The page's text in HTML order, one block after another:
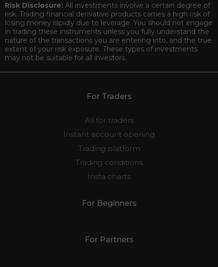
Risk Disclosure: All investments involve a certain degree of
risk. Trading financial derivative products carries a high risk of
losing money rapidly due to leverage. You should not engage
in trading these instruments unless you fully understand the
nature of the transactions you are entering into, and the true
extent of your risk exposure. These types of investments
may not be suitable for all investors.
For Traders
All for traders
Instant account opening
Trading platform
Trading conditions
Insta charts
For Beginners
For Partners